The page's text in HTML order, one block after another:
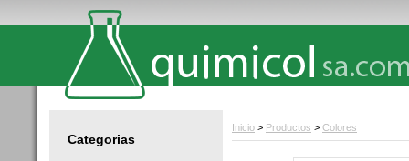
Categorias
Inicio > Productos > Colores